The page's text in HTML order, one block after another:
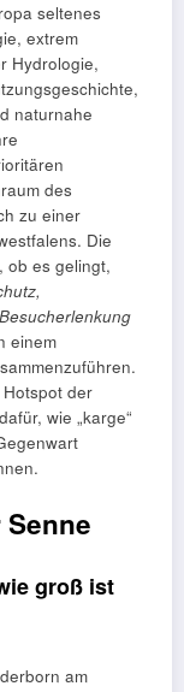
seltenes
extrem
Hydrologie,
naturnahe
des
zu einer
Die
ob es gelingt,
einem
der
wie „karge“
groß ist
am